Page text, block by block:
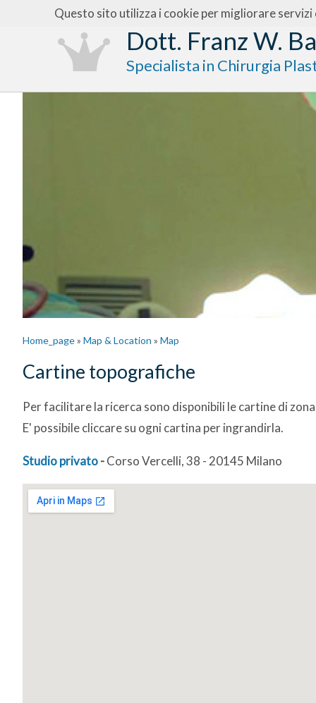
Dott. Franz W.
Specialista in Chirurgia
Home_page» Map & Location » Map
Cartine topografiche
Per facilitare la ricerca sono disponibili le cartine di
E' possibile cliccare su ogni cartina per ingrandirla.
Studio privato-Corso Vercelli, 38 - 20145 Milano
Questo sito utilizza i cookie per migliorare